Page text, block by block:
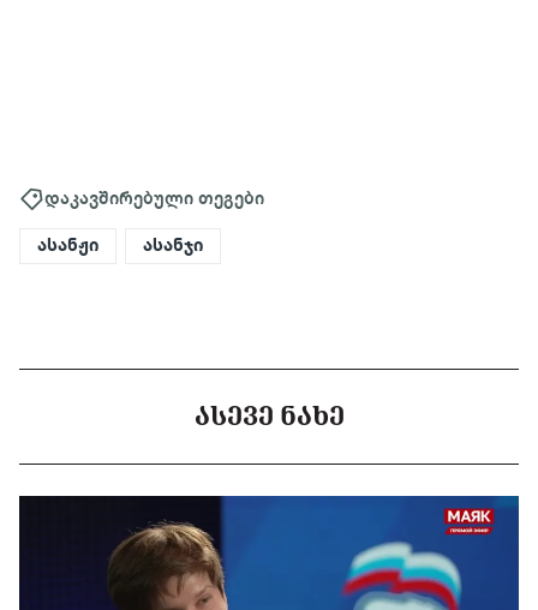
დაკავშირებული თეგები
ასანჟი ასანჯი
ᲐᲡᲔᲕᲔ ᲜᲐᲮᲔ